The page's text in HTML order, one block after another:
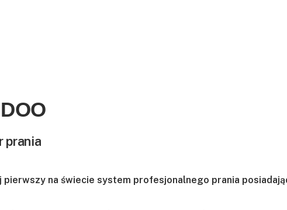
prania
pierwszy na świecie system profesjonalnego prania